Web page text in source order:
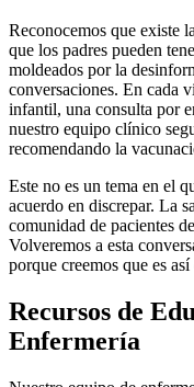
Reconocemos que existe
que los padres pueden
moldeados por la
conversaciones. En cada
infantil, una consulta por
nuestro equipo clínico
recomendando la
Este no es un tema en el
acuerdo en discrepar. La
comunidad de pacientes
Volveremos a esta
porque creemos que es
Recursos de
Enfermería